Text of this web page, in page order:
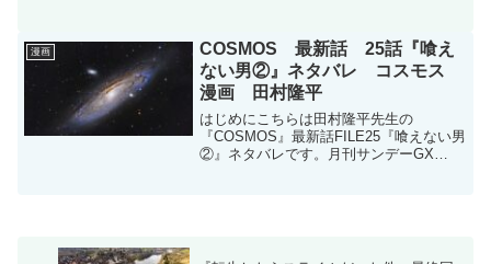
の勢力が入り乱れるようになりました。
さらに登場人物の多くが...
漫画
COSMOS 最新話 25話『喰え
ない男②』ネタバレ コスモス
漫画 田村隆平
はじめにこちらは田村隆平先生の
『COSMOS』最新話FILE25『喰えない男
②』ネタバレです。月刊サンデーGX